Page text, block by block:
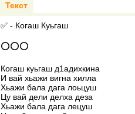
Текст
✅ - Когаш Куьгаш
⭕⭕⭕
Когаш куьгаш д1адихкина
И вай хьажи вигна хилла
Хьажи бала дага лоьцуш
Цу вай дели делха деза
Хьажи бала дага лецуш